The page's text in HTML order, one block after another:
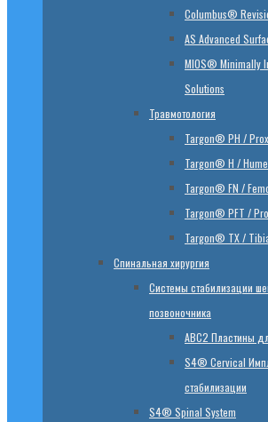
Columbus®
AS Advanced
MIOS® Minimally
Solutions
Травмотология
Targon® PH /
Targon® H /
Targon® FN /
Targon® PFT /
Targon® TX /
Спинальная хирургия
Системы стабилизации
позвоночника
ABC2 Пластины
S4® Cervical
стабилизации
S4® Spinal System